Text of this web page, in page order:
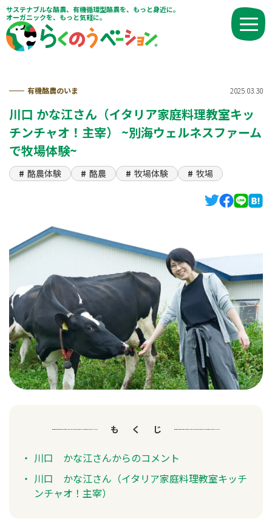
サステナブルな酪農、有機循環型酪農を、もっと身近に。
オーガニックを、もっと気軽に。
有機酪農のいま 2025.03.30
川口 かな江さん（イタリア家庭料理教室キッ
チンチャオ！主宰） ~別海ウェルネスファーム
で牧場体験~
酪農体験 酪農 牧場体験 牧場
もくじ
川口 かな江さんからのコメント
川口 かな江さん（イタリア家庭料理教室キッチ
ンチャオ！主宰）